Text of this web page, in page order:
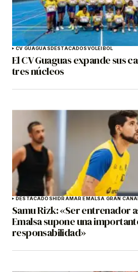
CV GUAGUAS DESTACADOSVOLEIBOL
El CV Guaguas expande sus
tres núcleos
DESTACADOS HIDRAMAR EMALSA GRAN
Samu Rizk: «Ser entrenador
Emalsa supone una
responsabilidad»